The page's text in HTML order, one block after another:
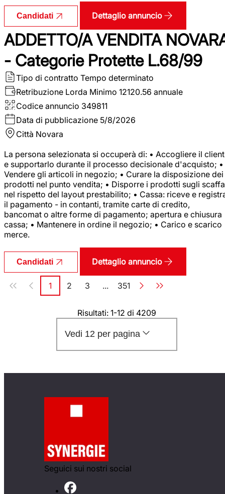
Candidati Dettaglio annuncio
ADDETTO/A VENDITA
- Categorie Protette L.68/99
Tipo di contratto Tempo determinato
Retribuzione Lorda Minimo 12120.56 annuale
Codice annuncio 349811
Data di pubblicazione 5/8/2026
Città Novara
La persona selezionata si occuperà di: • Accogliere il
e supportarlo durante il processo decisionale d'acquisto; •
Vendere gli articoli in negozio; • Curare la disposizione dei
prodotti nel punto vendita; • Disporre i prodotti sugli
nel rispetto del layout prestabilito; • Cassa: riceve e
il pagamento - in contanti, tramite carte di credito,
bancomat o altre forme di pagamento; apertura e chiusura
cassa; • Mantenere in ordine il negozio; • Carico e scarico
merce.
Candidati Dettaglio annuncio
Paginazione
Pagina
1 Pagina
2 Pagina
3 ... Pagina
351
Risultati: 1-12 di 4209
Vedi 12 per pagina
Seguici sui nostri social